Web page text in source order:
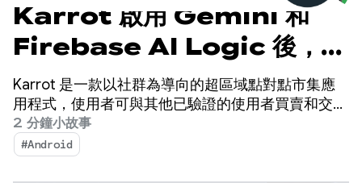
Karrot 啟用 Gemini 和
Firebase AI Logic 後，在
2 週內建構翻譯功能，成功提
升銷售業績
Karrot 是一款以社群為導向的超區域點對點市集應
用程式，使用者可與其他已驗證的使用者買賣和交易
商品。該平台於 2015 年在韓國推出，隨後擴展至全
球市場，目前已累積超過 4,300 萬名註冊使用者。
2 分鐘小故事
#Android